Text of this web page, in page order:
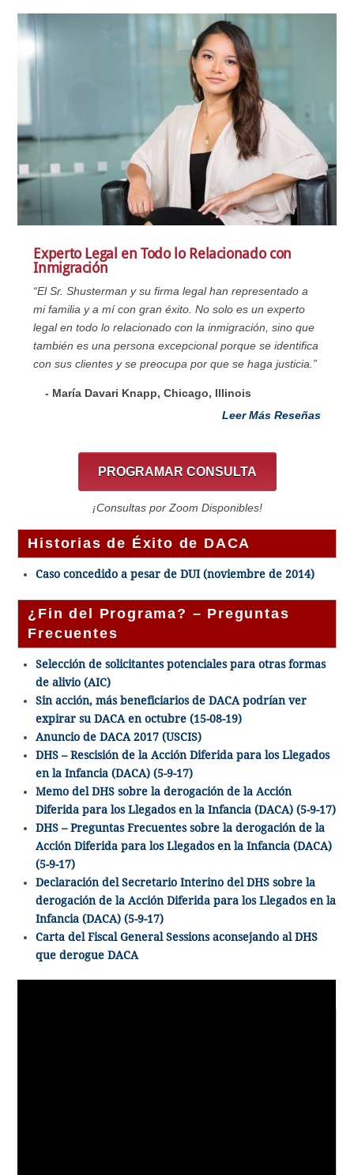
Experto Legal en Todo lo Relacionado con
Inmigración
“El Sr. Shusterman y su firma legal han representado a
mi familia y a mí con gran éxito. No solo es un experto
legal en todo lo relacionado con la inmigración, sino que
también es una persona excepcional porque se identifica
con sus clientes y se preocupa por que se haga justicia.”
- María Davari Knapp, Chicago, Illinois
Leer Más Reseñas
PROGRAMAR CONSULTA
¡Consultas por Zoom Disponibles!
Historias de Éxito de DACA
Caso concedido a pesar de DUI (noviembre de 2014)
¿Fin del Programa? – Preguntas
Frecuentes
Selección de solicitantes potenciales para otras formas
de alivio (AIC)
Sin acción, más beneficiarios de DACA podrían ver
expirar su DACA en octubre (15-08-19)
Anuncio de DACA 2017 (USCIS)
DHS – Rescisión de la Acción Diferida para los Llegados
en la Infancia (DACA) (5-9-17)
Memo del DHS sobre la derogación de la Acción
Diferida para los Llegados en la Infancia (DACA) (5-9-17)
DHS – Preguntas Frecuentes sobre la derogación de la
Acción Diferida para los Llegados en la Infancia (DACA)
(5-9-17)
Declaración del Secretario Interino del DHS sobre la
derogación de la Acción Diferida para los Llegados en la
Infancia (DACA) (5-9-17)
Carta del Fiscal General Sessions aconsejando al DHS
que derogue DACA